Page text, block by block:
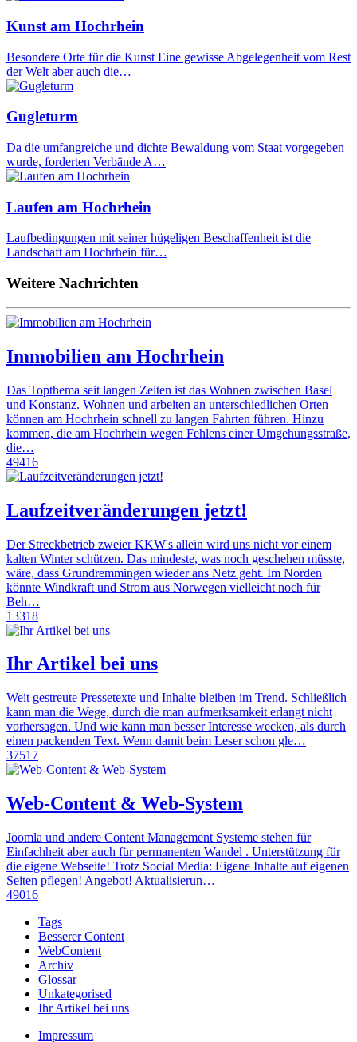
Kunst am Hochrhein
Besondere Orte für die Kunst Eine gewisse Abgelegenheit vom Rest
der Welt aber auch die…
Gugleturm
Da die umfangreiche und dichte Bewaldung vom Staat vorgegeben
wurde, forderten Verbände A…
Laufen am Hochrhein
Laufbedingungen mit seiner hügeligen Beschaffenheit ist die
Landschaft am Hochrhein für…
Weitere Nachrichten
Immobilien am Hochrhein
Das Topthema seit langen Zeiten ist das Wohnen zwischen Basel
und Konstanz. Wohnen und arbeiten an unterschiedlichen Orten
können am Hochrhein schnell zu langen Fahrten führen. Hinzu
kommen, die am Hochrhein wegen Fehlens einer Umgehungsstraße,
die…
49416
Laufzeitveränderungen jetzt!
Der Streckbetrieb zweier KKW's allein wird uns nicht vor einem
kalten Winter schützen. Das mindeste, was noch geschehen müsste,
wäre, dass Grundremmingen wieder ans Netz geht. Im Norden
könnte Windkraft und Strom aus Norwegen vielleicht noch für
Beh…
13318
Ihr Artikel bei uns
Weit gestreute Pressetexte und Inhalte bleiben im Trend. Schließlich
kann man die Wege, durch die man aufmerksamkeit erlangt nicht
vorhersagen. Und wie kann man besser Interesse wecken, als durch
einen packenden Text. Wenn damit beim Leser schon gle…
37517
Web-Content & Web-System
Joomla und andere Content Management Systeme stehen für
Einfachheit aber auch für permanenten Wandel . Unterstützung für
die eigene Webseite! Trotz Social Media: Eigene Inhalte auf eigenen
Seiten pflegen! Angebot! Aktualisierun…
49016
Tags
Besserer Content
WebContent
Archiv
Glossar
Unkategorised
Ihr Artikel bei uns
Impressum